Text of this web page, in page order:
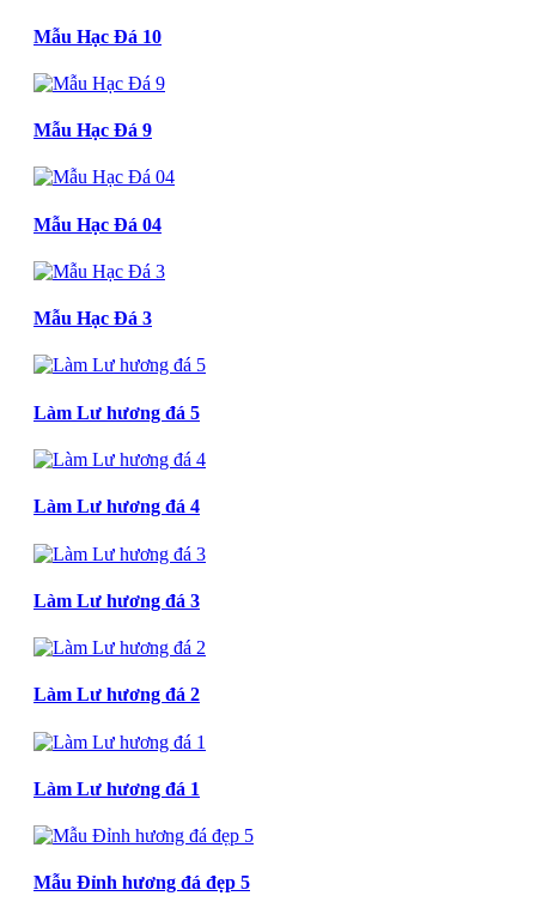
Mẫu Hạc Đá 10
Mẫu Hạc Đá 9
Mẫu Hạc Đá 04
Mẫu Hạc Đá 3
Làm Lư hương đá 5
Làm Lư hương đá 4
Làm Lư hương đá 3
Làm Lư hương đá 2
Làm Lư hương đá 1
Mẫu Đỉnh hương đá đẹp 5